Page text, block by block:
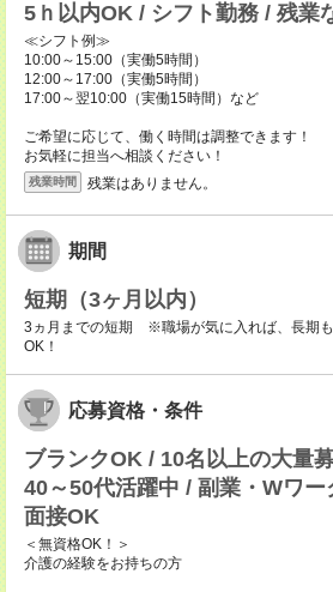
5ｈ以内OK / シフト勤務 / 残業
≪シフト例≫
10:00～15:00（実働5時間）
12:00～17:00（実働5時間）
17:00～翌10:00（実働15時間）など
ご希望に応じて、働く時間は調整できます！
お気軽に担当へ相談ください！
残業時間 残業はありません。
期間
短期（3ヶ月以内）
3ヵ月までの短期 ※職場が気に入れば、長期
OK！
応募資格・条件
ブランクOK / 10名以上の大量
40～50代活躍中 / 副業・Wワー
面接OK
＜無資格OK！＞
介護の経験をお持ちの方